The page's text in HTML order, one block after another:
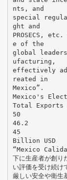
nts, and
special
ght and
PROSECS,
e of the
global
ufacturing,
effectively
reated in
Mexico”.
Mexico's
Total Exports
50
46.2
45
Billion USD
“Mexico
下に生産者が創り
い評価を受け続け
厳しい安全や衛生